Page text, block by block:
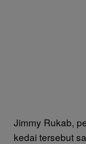
Jimmy Rukab,
kedai tersebut